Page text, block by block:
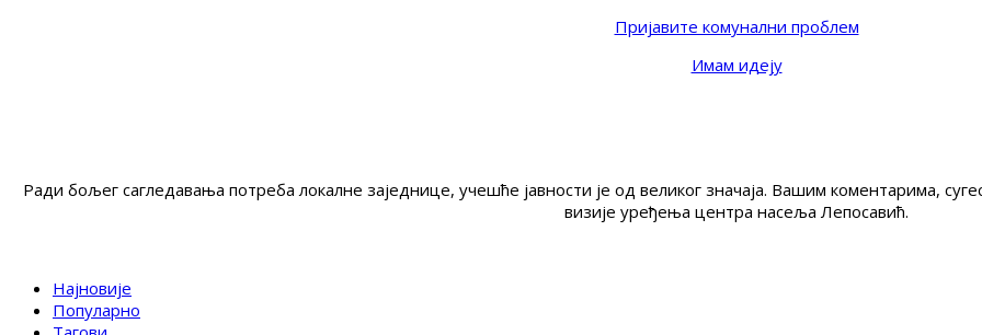
Пријавите комунални проблем
Имам идеју
Ради бољег сагледавања потреба локалне заједнице, учешће јавности је од великог значаја. Вашим коментарима,
визије уређења центра насеља Лепосавић.
Најновије
Популарно